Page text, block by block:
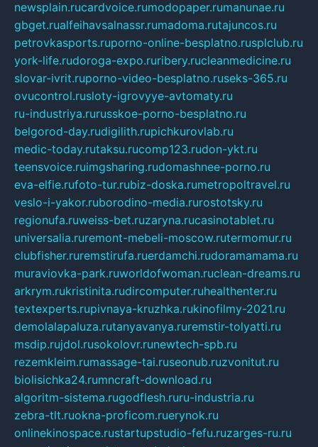
newsplain.rucardvoice.rumodopaper.rumanunae.ru
gbget.rualfeihavsalnassr.rumadoma.rutajuncos.ru
petrovkasports.ruporno-online-besplatno.rusplclub.ru
york-life.rudoroga-expo.ruribery.rucleanmedicine.ru
slovar-ivrit.ruporno-video-besplatno.ruseks-365.ru
ovucontrol.rusloty-igrovyye-avtomaty.ru
ru-industriya.rurusskoe-porno-besplatno.ru
belgorod-day.rudigilith.rupichkurovlab.ru
medic-today.rutaksu.rucomp123.rudon-ykt.ru
teensvoice.ruimgsharing.rudomashnee-porno.ru
eva-elfie.rufoto-tur.rubiz-doska.rumetropoltravel.ru
veslo-i-yakor.ruborodino-media.rurostotsky.ru
regionufa.ruweiss-bet.ruzaryna.rucasinotablet.ru
universalia.ruremont-mebeli-moscow.rutermomur.ru
clubfisher.ruremstirufa.ruerdamchi.rudoramamama.ru
muraviovka-park.ruworldofwoman.ruclean-dreams.ru
arkrym.rukristinita.rudircomputer.ruhealthenter.ru
textexperts.rupivnaya-kruzhka.rukinofilmy-2021.ru
demolalapaluza.rutanyavanya.ruremstir-tolyatti.ru
msdip.rujdol.rusokolovr.runewtech-spb.ru
rezemkleim.rumassage-tai.ruseonub.ruzvonitut.ru
biolisichka24.rumncraft-download.ru
algoritm-sistema.rugodflesh.ruru-industria.ru
zebra-tlt.ruokna-proficom.ruerynok.ru
onlinekinospace.rustartupstudio-fefu.ruzarges-ru.ru